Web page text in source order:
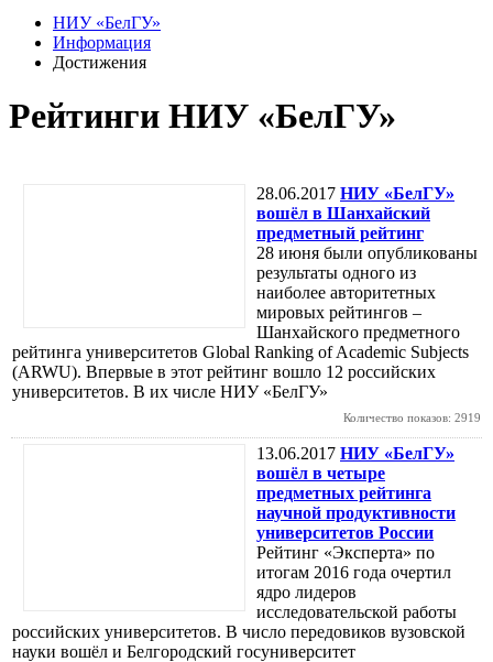
НИУ «БелГУ»
Информация
Достижения
Рейтинги НИУ «БелГУ»
28.06.2017 НИУ «БелГУ»
вошёл в Шанхайский
предметный рейтинг
28 июня были опубликованы
результаты одного из
наиболее авторитетных
мировых рейтингов –
Шанхайского предметного
рейтинга университетов Global Ranking of Academic Subjects
(ARWU). Впервые в этот рейтинг вошло 12 российских
университетов. В их числе НИУ «БелГУ»
Количество показов: 2919
13.06.2017 НИУ «БелГУ»
вошёл в четыре
предметных рейтинга
научной продуктивности
университетов России
Рейтинг «Эксперта» по
итогам 2016 года очертил
ядро лидеров
исследовательской работы
российских университетов. В число передовиков вузовской
науки вошёл и Белгородский госуниверситет